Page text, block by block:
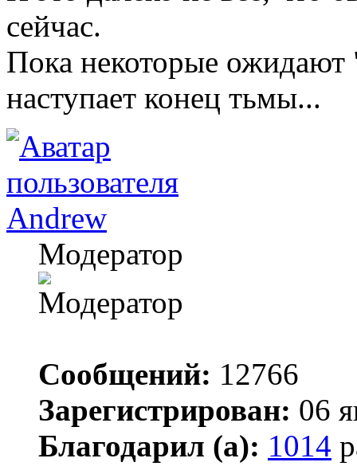
сейчас.
Пока некоторые ожидают
наступает конец тьмы...
Andrew
Модератор
Сообщений: 12766
Зарегистрирован: 06
Благодарил (а): 1014